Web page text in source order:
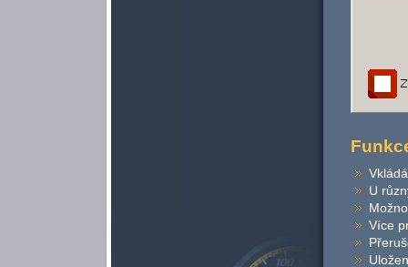
U
Více